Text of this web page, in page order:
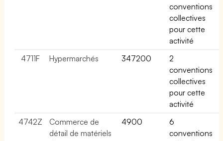
conventions
collectives
pour cette
activité
4711F
Hypermarchés 347200
2
conventions
collectives
pour cette
activité
4742Z
Commerce de
détail de matériels
4900
6
conventions